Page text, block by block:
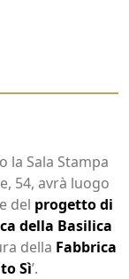
la Sala Stampa
54, avrà luogo
del progetto di
della Basilica
della Fabbrica
Sì’.